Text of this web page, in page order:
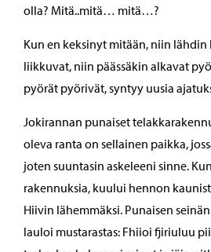
olla? Mitä..mitä… mitä…?
Kun en keksinyt mitään, niin
liikkuvat, niin päässäkin alkavat
pyörät pyörivät, syntyy uusia
Jokirannan punaiset
oleva ranta on sellainen paikka,
joten suuntasin askeleeni sinne.
rakennuksia, kuului hennon
Hiivin lähemmäksi. Punaisen
lauloi mustarastas: Fhiioi fjiriuluu